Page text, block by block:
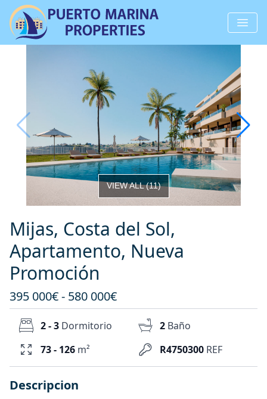
VIEW ALL(11)
Mijas, Costa del Sol,
Apartamento, Nueva
Promoción
395 000€ - 580 000€
R4750300 REF
2 - 3 Dormitorio 2 Baño
73 - 126 m²
Descripcion